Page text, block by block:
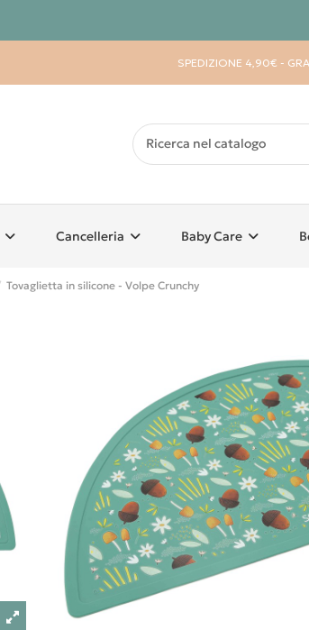
SPEDIZIONE 4,90€ -
Cancelleria Baby Care
Tovaglietta in silicone - Volpe Crunchy